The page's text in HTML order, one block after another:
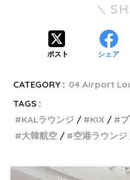
ポスト シェア
CATEGORY : 04 Airport
TAGS :
KALラウンジ
KIX
大韓航空
空港ラウンジ